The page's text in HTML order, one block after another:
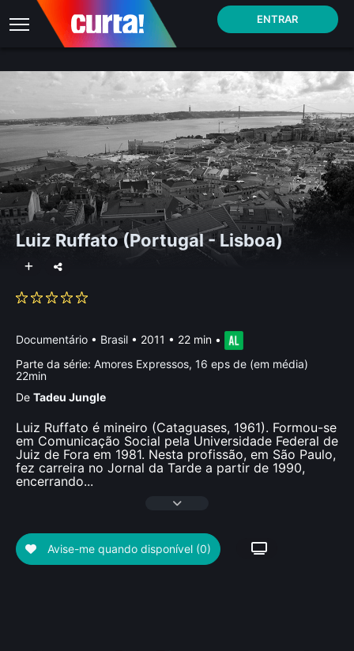
ENTRAR
Luiz Ruffato (Portugal - Lisboa)
Documentário • Brasil • 2011 • 22 min •
Parte da série: Amores Expressos, 16 eps de (em média)
22min
De Tadeu Jungle
Luiz Ruffato é mineiro (Cataguases, 1961). Formou-se
em Comunicação Social pela Universidade Federal de
Juiz de Fora em 1981. Nesta profissão, em São Paulo,
fez carreira no Jornal da Tarde a partir de 1990,
encerrando...
Avise-me quando disponível (0)